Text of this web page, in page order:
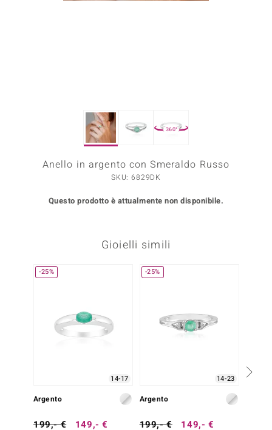
360°
Anello in argento con Smeraldo Russo
SKU: 6829DK
Questo prodotto è attualmente non disponibile.
Gioielli simili
-25%
14-17
Argento
199,- € 149,- €
-25%
14-23
Argento
199,- € 149,- €